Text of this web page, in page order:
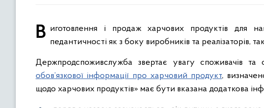
Виготовлення і продаж харчових продуктів для найменших споживачів потребує особливої уваги та педантичності як з боку виробників та реалізаторів,
Держпродспоживслужба звертає увагу споживачів
обов’язкової інформації про харчовий продукт,
щодо харчових продуктів» має бути вказана додаткова